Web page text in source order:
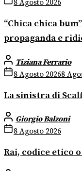
8 Agosto 2026
“Chica chica
propaganda e
Tiziana Ferrario
8 Agosto 20268
La sinistra di
Giorgio Balzoni
8 Agosto 2026
Rai, codice etico